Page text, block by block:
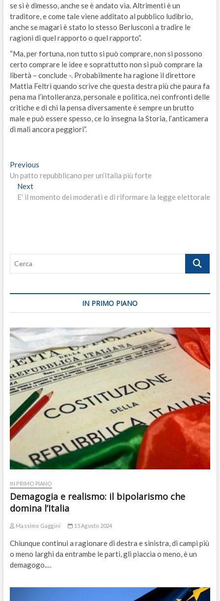
se si è dimesso, anche se è andato via. Altrimenti è un
traditore, e come tale viene additato al pubblico ludibrio,
anche se magari è stato lo stesso Berlusconi a tradire le
ragioni di quel rapporto o quel rapporto”.
“Ma, per fortuna, non tutto si può comprare, non si possono
certo comprare le idee e soprattutto non si può comprare la
libertà – conclude -. Probabilmente ha ragione il direttore
Mattia Feltri quando scrive che questa destra più che paura fa
pena ma l’intolleranza, personale e politica, nei confronti delle
critiche e di chi la pensa diversamente è sempre un brutto
male e può essere spesso, ce lo insegna la Storia, l’anticamera
di mali ancora peggiori”.
Navigazione
articoli
PreviousPrevious
post:
Un patto repubblicano per un’Italia più forte
NextNext
post:
E’ il momento dei moderati e di riformare la legge elettorale
Cerca
IN PRIMO PIANO
IN PRIMO PIANO
Demagogia e realismo: il bipolarismo che
domina l’Italia
Massimo Gaggini 15 Agosto 2024
Chiunque continui a ragionare di destra e sinistra, di campi più
o meno larghi da entrambe le parti, gli piaccia o meno, è un
demagogo.…